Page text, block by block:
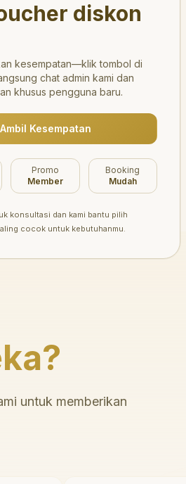
untuk memberikan
diskon
kesempatan—klik tombol di
chat admin kami dan
khusus pengguna baru.
Ambil Kesempatan
Promo
Member
Booking
Mudah
konsultasi dan kami bantu pilih
cocok untuk kebutuhanmu.